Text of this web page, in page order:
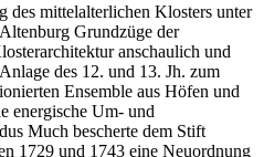
des mittelalterlichen Klosters unter
Grundzüge der
anschaulich und
des 12. und 13. Jh. zum
Ensemble aus Höfen und
energische Um- und
Much bescherte dem Stift
1729 und 1743 eine Neuordnung